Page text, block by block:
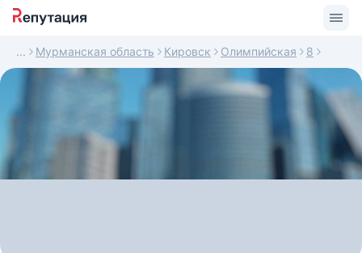
Мурманская область Кировск Олимпийская 8